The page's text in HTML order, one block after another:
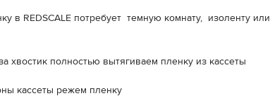
в REDSCALE потребует темную комнату, изоленту или
хвостик полностью вытягиваем пленку из кассеты
кассеты режем пленку